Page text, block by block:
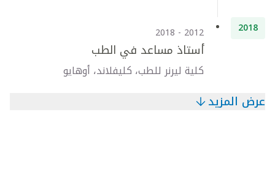
2018
2012 - 2018
أستاذ مساعد في الطب
كلية ليرنر للطب، كليفلاند، أوهايو
عرض المزيد